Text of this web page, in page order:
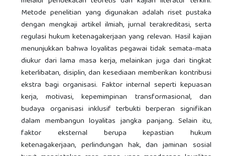
Metode penelitian yang digunakan adalah riset pustaka
dengan mengkaji artikel ilmiah, jurnal terakreditasi, serta
regulasi hukum ketenagakerjaan yang relevan. Hasil kajian
menunjukkan bahwa loyalitas pegawai tidak semata-mata
diukur dari lama masa kerja, melainkan juga dari tingkat
keterlibatan, disiplin, dan kesediaan memberikan kontribusi
ekstra bagi organisasi. Faktor internal seperti kepuasan
kerja, motivasi, kepemimpinan transformasional, dan
budaya organisasi inklusif terbukti berperan signifikan
dalam membangun loyalitas jangka panjang. Selain itu,
faktor eksternal berupa kepastian hukum
ketenagakerjaan, perlindungan hak, dan jaminan sosial